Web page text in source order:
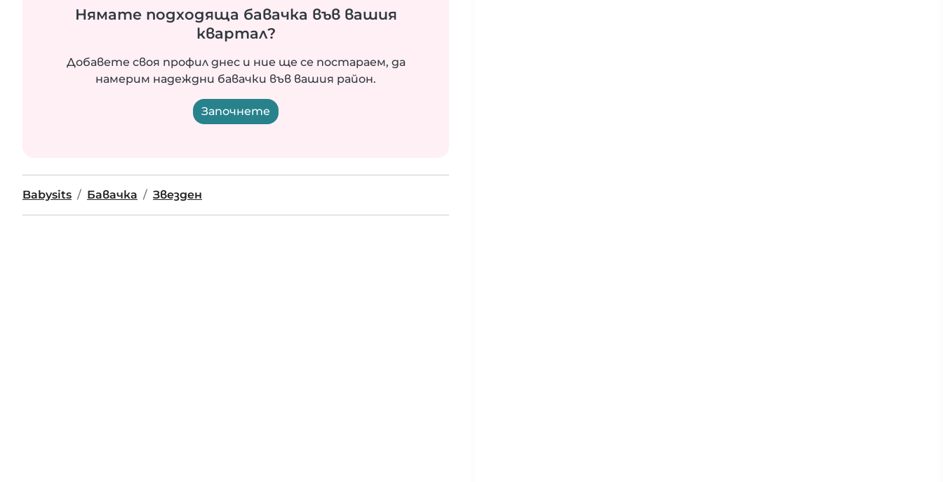
Нямате подходяща бавачка във вашия
квартал?
Добавете своя профил днес и ние ще се постараем, да
намерим надеждни бавачки във вашия район.
Започнете
Babysits Бавачка Звезден